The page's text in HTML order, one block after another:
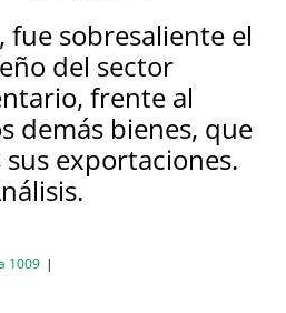
fue sobresaliente el
del sector
frente al
demás bienes, que
exportaciones.
1009 |